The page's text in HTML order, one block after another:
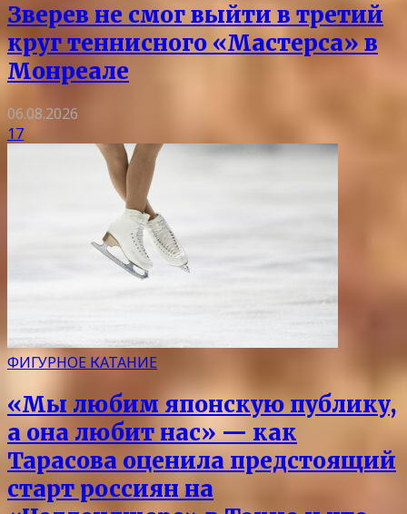
Зверев не смог выйти в третий
круг теннисного «Мастерса» в
Монреале
06.08.2026
17
ФИГУРНОЕ КАТАНИЕ
«Мы любим японскую публику,
а она любит нас» — как
Тарасова оценила предстоящий
старт россиян на